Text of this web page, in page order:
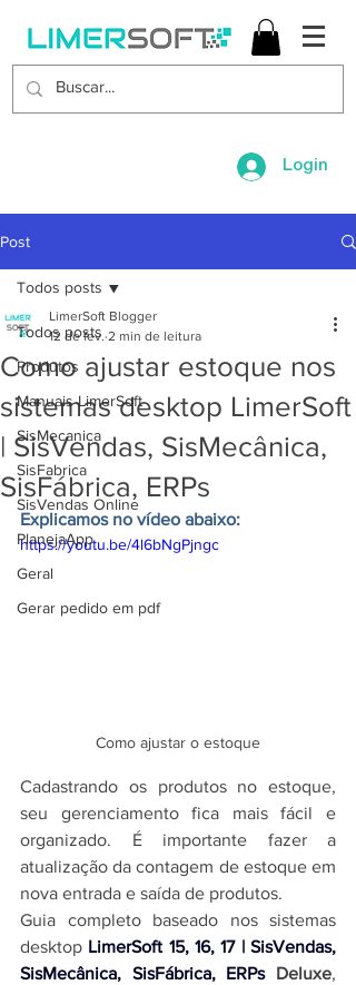
Login
Post
Todos posts
Produtos
Manuais LimerSoft
SisMecanica
SisFabrica
SisVendas Online
PlanejaApp
Geral
Gerar pedido em pdf
Todos posts
Como ajustar estoque nos
sistemas desktop LimerSoft
| SisVendas, SisMecânica,
SisFábrica, ERPs
LimerSoft Blogger
12 de fev. 2 min de leitura
Explicamos no vídeo abaixo:
https://youtu.be/4l6bNgPjngc
Como ajustar o estoque
Cadastrando os produtos no estoque,
seu gerenciamento fica mais fácil e
organizado. É importante fazer a
atualização da contagem de estoque em
nova entrada e saída de produtos.
Guia completo baseado nos sistemas
desktop LimerSoft 15, 16, 17 | SisVendas,
SisMecânica, SisFábrica, ERPs
Deluxe,